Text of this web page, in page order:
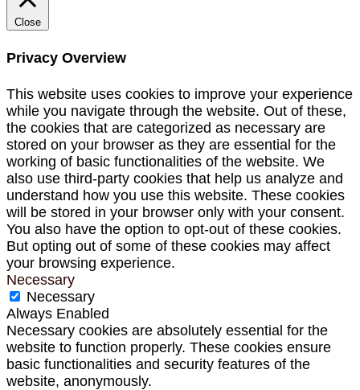
Close
Privacy Overview
This website uses cookies to improve your experience
while you navigate through the website. Out of these,
the cookies that are categorized as necessary are
stored on your browser as they are essential for the
working of basic functionalities of the website. We
also use third-party cookies that help us analyze and
understand how you use this website. These cookies
will be stored in your browser only with your consent.
You also have the option to opt-out of these cookies.
But opting out of some of these cookies may affect
your browsing experience.
Necessary
Necessary
Always Enabled
Necessary cookies are absolutely essential for the
website to function properly. These cookies ensure
basic functionalities and security features of the
website, anonymously.